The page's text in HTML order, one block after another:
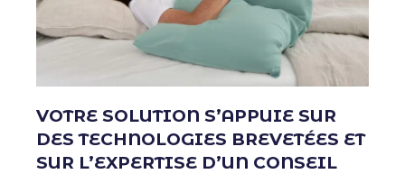
VOTRE SOLUTION S’APPUIE SUR
DES TECHNOLOGIES BREVETÉES ET
SUR L’EXPERTISE D’UN CONSEIL